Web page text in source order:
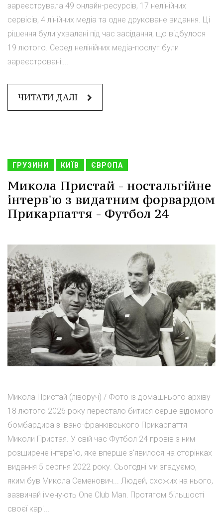
зареєструвала 49 онлайн-ресурсів, 17 нелінійних
сервісів, 4 лінійних медіа та одне друковане видання. Ці
рішення були ухвалені під час засідання, що відбулося
19 лютого. Серед нелінійних медіа-послуг були
зареєстровані:...
ЧИТАТИ ДАЛІ
ГРУЗИНИ КИЇВ ЄВРОПА
Микола Пристай - ностальгійне
інтерв'ю з видатним форвардом
Прикарпаття - Футбол 24
Микола Пристай (ліворуч) / Фото із домашнього архіву
18 лютого 2026 року перестало битися серце відомого
бомбардира з івано-франківського Прикарпаття
Миколи Пристая. У свій час Футбол 24 провів з ним
розширене інтерв'ю, яке вперше з'явилося на сторінках
видання 5 серпня 2022 року. Сьогодні ми згадуємо,
яким був Микола Семенович... Людей, схожих на нього,
зазвичай іменують One Club Man. Протягом більшості
своєї кар'...